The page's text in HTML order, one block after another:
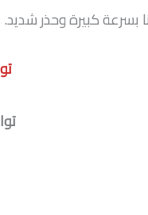
بسرعة كبيرة وحذر شديد.